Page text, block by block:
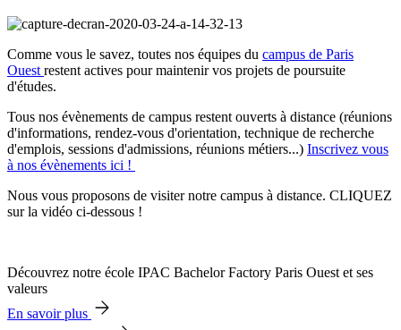
Comme vous le savez, toutes nos équipes du campus de Paris
Ouest restent actives pour maintenir vos projets de poursuite
d'études.
Tous nos évènements de campus restent ouverts à distance (réunions
d'informations, rendez-vous d'orientation, technique de recherche
d'emplois, sessions d'admissions, réunions métiers...) Inscrivez vous
à nos évènements ici !
Nous vous proposons de visiter notre campus à distance. CLIQUEZ
sur la vidéo ci-dessous !
Découvrez notre école IPAC Bachelor Factory Paris Ouest et ses
valeurs
En savoir plus